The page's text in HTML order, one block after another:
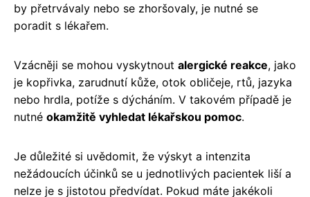
by přetrvávaly nebo se zhoršovaly, je nutné se
poradit s lékařem.
Vzácněji se mohou vyskytnout alergické reakce, jako
je kopřivka, zarudnutí kůže, otok obličeje, rtů, jazyka
nebo hrdla, potíže s dýcháním. V takovém případě je
nutné okamžitě vyhledat lékařskou pomoc.
Je důležité si uvědomit, že výskyt a intenzita
nežádoucích účinků se u jednotlivých pacientek liší a
nelze je s jistotou předvídat. Pokud máte jakékoli